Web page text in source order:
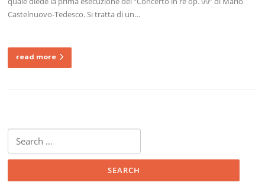
Castelnuovo-Tedesco. Si tratta di un…
read more
for: